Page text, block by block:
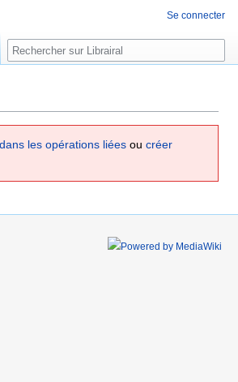
les opérations liées ou créer
Se connecter
Rechercher